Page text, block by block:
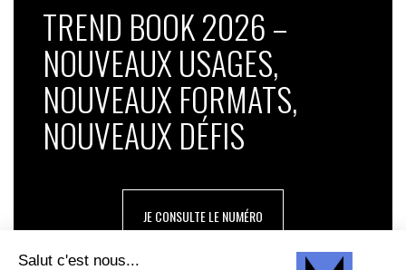
TREND BOOK 2026 –
NOUVEAUX USAGES,
NOUVEAUX FORMATS,
NOUVEAUX DÉFIS
JE CONSULTE LE NUMÉRO